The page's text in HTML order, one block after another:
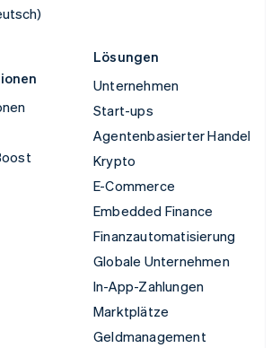
Lösungen
Unternehmen
Start-ups
Agentenbasierter Handel
Krypto
E-Commerce
Embedded Finance
Finanzautomatisierung
Globale Unternehmen
In-App-Zahlungen
Marktplätze
Geldmanagement